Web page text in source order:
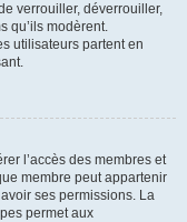
verrouiller, déverrouiller,
qu’ils modèrent.
utilisateurs partent en
l’accès des membres et
membre peut appartenir
ses permissions. La
permet aux